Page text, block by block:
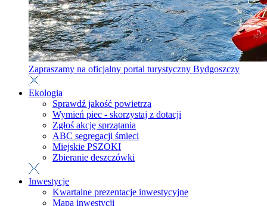
Zapraszamy na oficjalny portal turystyczny Bydgoszczy
Ekologia
Sprawdź jakość powietrza
Wymień piec - skorzystaj z dotacji
Zgłoś akcję sprzątania
ABC segregacji śmieci
Miejskie PSZOKI
Zbieranie deszczówki
Inwestycje
Kwartalne prezentacje inwestycyjne
Mapa inwestycji